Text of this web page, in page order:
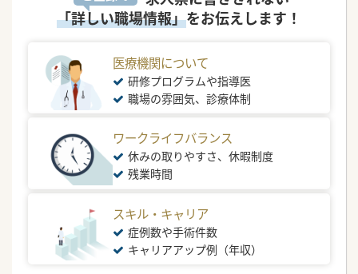
「詳しい職場情報」をお伝えします！
医療機関について
研修プログラムや指導医
職場の雰囲気、診療体制
ワークライフバランス
休みの取りやすさ、休暇制度
残業時間
スキル・キャリア
症例数や手術件数
キャリアアップ例（年収）